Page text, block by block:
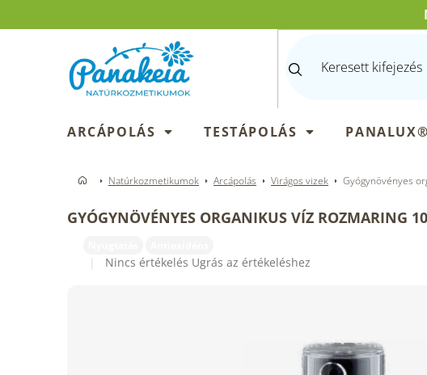
ARCÁPOLÁS TESTÁPOLÁS PANALUX®
Natúrkozmetikumok Arcápolás Virágos vizek Gyógynövényes
GYÓGYNÖVÉNYES ORGANIKUS VÍZ ROZMARING
A
Nincs értékelés Ugrás az értékeléshez